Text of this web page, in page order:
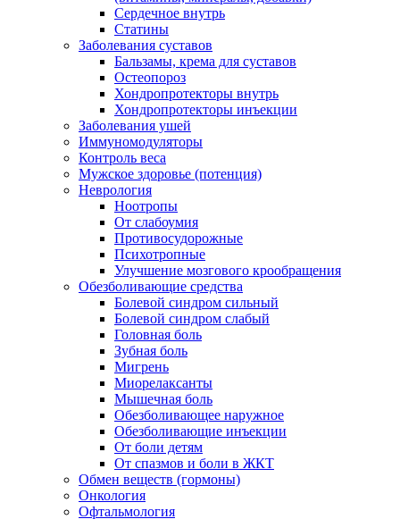
Сердечное внутрь
Статины
Заболевания суставов
Бальзамы, крема для суставов
Остеопороз
Хондропротекторы внутрь
Хондропротекторы инъекции
Заболевания ушей
Иммуномодуляторы
Контроль веса
Мужское здоровье (потенция)
Неврология
Ноотропы
От слабоумия
Противосудорожные
Психотропные
Улучшение мозгового крообращения
Обезболивающие средства
Болевой синдром сильный
Болевой синдром слабый
Головная боль
Зубная боль
Мигрень
Миорелаксанты
Мышечная боль
Обезболивающее наружное
Обезболивающие инъекции
От боли детям
От спазмов и боли в ЖКТ
Обмен веществ (гормоны)
Онкология
Офтальмология